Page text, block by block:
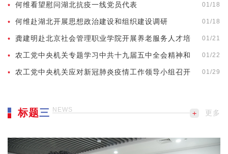
关 01/18
何维看望慰问湖北抗疫一线党员代表
01/18
何维赴湖北开展思想政治建设和组织建设调研
01/21
龚建明赴北京社会管理职业学院开展养老服务人才培
养相关调研 01/22
农工党中央机关专题学习中共十九届五中全会精神和
中央经济工作会议精神 01/29
农工党中央机关应对新冠肺炎疫情工作领导小组召开
更多
标题三 NEWS